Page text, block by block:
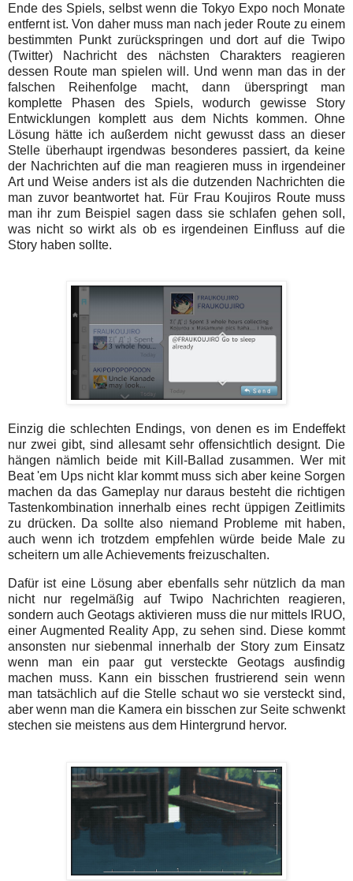
Ende des Spiels, selbst wenn die Tokyo Expo noch Monate
entfernt ist. Von daher muss man nach jeder Route zu einem
bestimmten Punkt zurückspringen und dort auf die Twipo
(Twitter) Nachricht des nächsten Charakters reagieren
dessen Route man spielen will. Und wenn man das in der
falschen Reihenfolge macht, dann überspringt man
komplette Phasen des Spiels, wodurch gewisse Story
Entwicklungen komplett aus dem Nichts kommen. Ohne
Lösung hätte ich außerdem nicht gewusst dass an dieser
Stelle überhaupt irgendwas besonderes passiert, da keine
der Nachrichten auf die man reagieren muss in irgendeiner
Art und Weise anders ist als die dutzenden Nachrichten die
man zuvor beantwortet hat. Für Frau Koujiros Route muss
man ihr zum Beispiel sagen dass sie schlafen gehen soll,
was nicht so wirkt als ob es irgendeinen Einfluss auf die
Story haben sollte.
Einzig die schlechten Endings, von denen es im Endeffekt
nur zwei gibt, sind allesamt sehr offensichtlich designt. Die
hängen nämlich beide mit Kill-Ballad zusammen. Wer mit
Beat 'em Ups nicht klar kommt muss sich aber keine Sorgen
machen da das Gameplay nur daraus besteht die richtigen
Tastenkombination innerhalb eines recht üppigen Zeitlimits
zu drücken. Da sollte also niemand Probleme mit haben,
auch wenn ich trotzdem empfehlen würde beide Male zu
scheitern um alle Achievements freizuschalten.
Dafür ist eine Lösung aber ebenfalls sehr nützlich da man
nicht nur regelmäßig auf Twipo Nachrichten reagieren,
sondern auch Geotags aktivieren muss die nur mittels IRUO,
einer Augmented Reality App, zu sehen sind. Diese kommt
ansonsten nur siebenmal innerhalb der Story zum Einsatz
wenn man ein paar gut versteckte Geotags ausfindig
machen muss. Kann ein bisschen frustrierend sein wenn
man tatsächlich auf die Stelle schaut wo sie versteckt sind,
aber wenn man die Kamera ein bisschen zur Seite schwenkt
stechen sie meistens aus dem Hintergrund hervor.